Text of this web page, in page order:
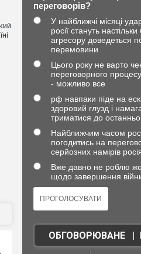
переговорів?
У найближчі місяці
росії стануть
агресору доведеться
перемовини
Цього року не варто
переговорного
- можливо все
рф навпаки піде на
здоровий глузд і
триматися до
Найближчим часом
погодитись на
серйозних намірів
Вже давно не роблю
щодо завершення
ОБГОВОРЮВАНЕ|